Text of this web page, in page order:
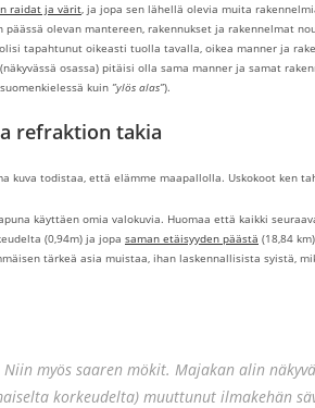
raidat ja värit, ja jopa sen lähellä olevia muita
olevan mantereen, rakennukset ja rakennelmat
tapahtunut oikeasti tuolla tavalla, oikea manner ja
osassa) pitäisi olla sama manner ja samat
kuin ”ylös alas”).
refraktion takia
todistaa, että elämme maapallolla. Uskokoot ken
käyttäen omia valokuvia. Huomaa että kaikki
(0,94m) ja jopa saman etäisyyden päästä (18,84
tärkeä asia muistaa, ihan laskennallisista syistä,
myös saaren mökit. Majakan alin
korkeudelta) muuttunut ilmakehän